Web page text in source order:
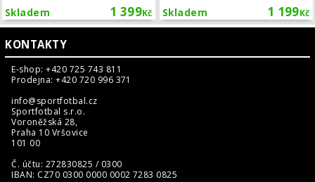
1 399Kč
Skladem 1 199Kč
Skladem
KONTAKTY
E-shop: +420 725 743 811
Prodejna: +420 720 996 371
info@sportfotbal.cz
Sportfotbal s.r.o.
Voroněžská 28,
Praha 10 Vršovice
101 00
Č. účtu: 272830825 / 0300
IBAN: CZ70 0300 0000 0002 7283 0825